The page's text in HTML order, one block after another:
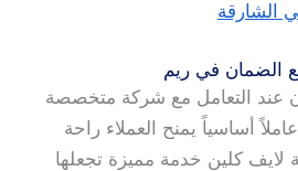
الشارقة
الضمان في ريم
عند التعامل مع شركة متخصصة
أساسياً يمنح العملاء راحة
لايف كلين خدمة مميزة تجعلها